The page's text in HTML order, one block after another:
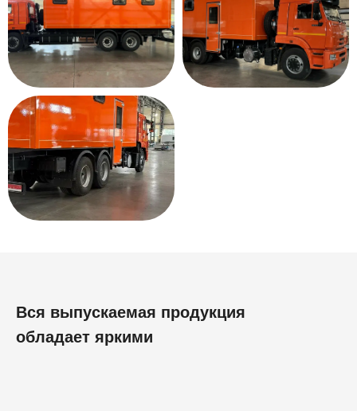
Вся выпускаемая продукция
обладает яркими